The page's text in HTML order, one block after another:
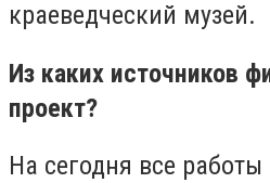
краеведческий музей.
Из каких источников
проект?
На сегодня все работы